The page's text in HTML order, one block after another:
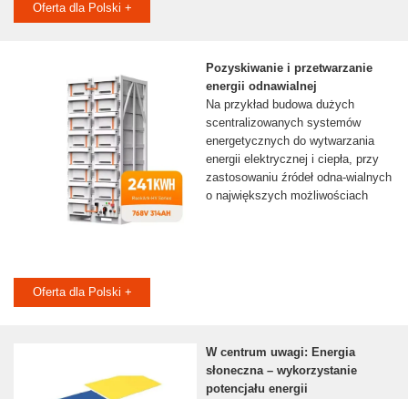
Oferta dla Polski +
Pozyskiwanie i przetwarzanie
energii odnawialnej
Na przykład budowa dużych
scentralizowanych systemów
energetycznych do wytwarzania
energii elektrycznej i ciepła, przy
zastosowaniu źródeł odna-wialnych
o największych możliwościach
Oferta dla Polski +
W centrum uwagi: Energia
słoneczna – wykorzystanie
potencjału energii